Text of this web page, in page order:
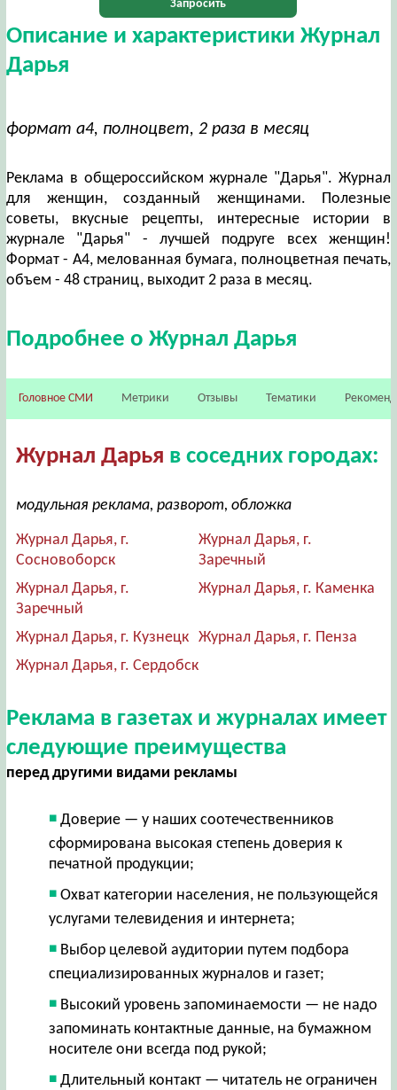
Запросить
Описание и характеристики Журнал
Дарья
формат а4, полноцвет, 2 раза в месяц
Реклама в общероссийском журнале "Дарья". Журнал
для женщин, созданный женщинами. Полезные
советы, вкусные рецепты, интересные истории в
журнале "Дарья" - лучшей подруге всех женщин!
Формат - А4, мелованная бумага, полноцветная печать,
объем - 48 страниц, выходит 2 раза в месяц.
Подробнее о Журнал Дарья
Головное СМИ Метрики Отзывы Тематики
Журнал Дарья в соседних городах:
модульная реклама, разворот, обложка
Журнал Дарья, г.
Сосновоборск
Журнал Дарья, г.
Заречный
Журнал Дарья, г.
Заречный
Журнал Дарья, г. Каменка
Журнал Дарья, г. Кузнецк
Журнал Дарья, г. Пенза
Журнал Дарья, г. Сердобск
Реклама в газетах и журналах имеет
следующие преимущества
перед другими видами рекламы
Доверие — у наших соотечественников
сформирована высокая степень доверия к
печатной продукции;
Охват категории населения, не пользующейся
услугами телевидения и интернета;
Выбор целевой аудитории путем подбора
специализированных журналов и газет;
Высокий уровень запоминаемости — не надо
запоминать контактные данные, на бумажном
носителе они всегда под рукой;
Длительный контакт — читатель не ограничен